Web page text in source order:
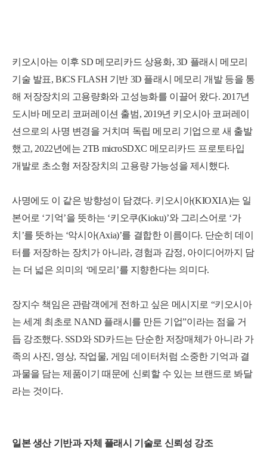
키오시아는 이후 SD 메모리카드 상용화, 3D 플래시 메모리
기술 발표, BiCS FLASH 기반 3D 플래시 메모리 개발 등을 통
해 저장장치의 고용량화와 고성능화를 이끌어 왔다. 2017년
도시바 메모리 코퍼레이션 출범, 2019년 키오시아 코퍼레이
션으로의 사명 변경을 거치며 독립 메모리 기업으로 새 출발
했고, 2022년에는 2TB microSDXC 메모리카드 프로토타입
개발로 초소형 저장장치의 고용량 가능성을 제시했다.
사명에도 이 같은 방향성이 담겼다. 키오시아(KIOXIA)는 일
본어로 ‘기억’을 뜻하는 ‘키오쿠(Kioku)’와 그리스어로 ‘가
치’를 뜻하는 ‘악시아(Axia)’를 결합한 이름이다. 단순히 데이
터를 저장하는 장치가 아니라, 경험과 감정, 아이디어까지 담
는 더 넓은 의미의 ‘메모리’를 지향한다는 의미다.
장지수 책임은 관람객에게 전하고 싶은 메시지로 “키오시아
는 세계 최초로 NAND 플래시를 만든 기업”이라는 점을 거
듭 강조했다. SSD와 SD카드는 단순한 저장매체가 아니라 가
족의 사진, 영상, 작업물, 게임 데이터처럼 소중한 기억과 결
과물을 담는 제품이기 때문에 신뢰할 수 있는 브랜드로 봐달
라는 것이다.
일본 생산 기반과 자체 플래시 기술로 신뢰성 강조